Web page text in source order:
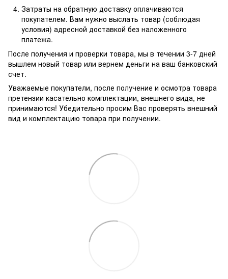
Затраты на обратную доставку оплачиваются
покупателем. Вам нужно выслать товар (соблюдая
условия) адресной доставкой без наложенного
платежа.
После получения и проверки товара, мы в течении 3-7 дней
вышлем новый товар или вернем деньги на ваш банковский
счет.
Уважаемые покупатели, после получение и осмотра товара
претензии касательно комплектации, внешнего вида, не
принимаются! Убедительно просим Вас проверять внешний
вид и комплектацию товара при получении.